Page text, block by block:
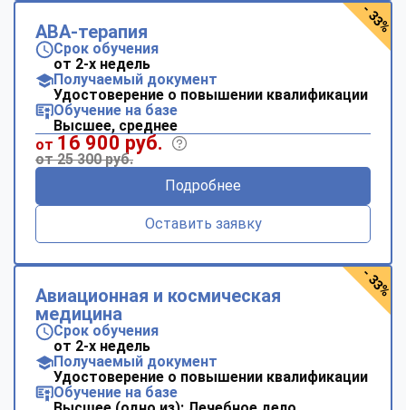
АВА-терапия
Срок обучения
от 2-х недель
Получаемый документ
Удостоверение о повышении квалификации
Обучение на базе
Высшее, среднее
от 16 900 руб.
от 25 300 руб.
Подробнее
Оставить заявку
- 33%
Авиационная и космическая
медицина
Срок обучения
от 2-х недель
Получаемый документ
Удостоверение о повышении квалификации
Обучение на базе
- 33%